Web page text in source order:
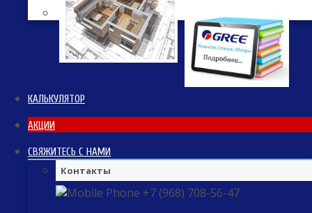
КАЛЬКУЛЯТОР
АКЦИИ
СВЯЖИТЕСЬ С НАМИ
Контакты
+7 (968) 708-56-47